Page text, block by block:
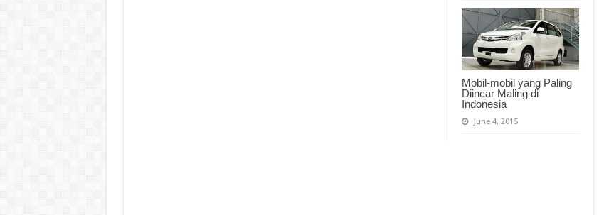
Mobil-mobil yang Paling
Diincar Maling di
Indonesia
June 4, 2015